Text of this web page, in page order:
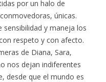
por un halo de
únicas.
sensibilidad y maneja los
respeto y con afecto.
de Diana, Sara,
nos dejan indiferentes
desde que el mundo es